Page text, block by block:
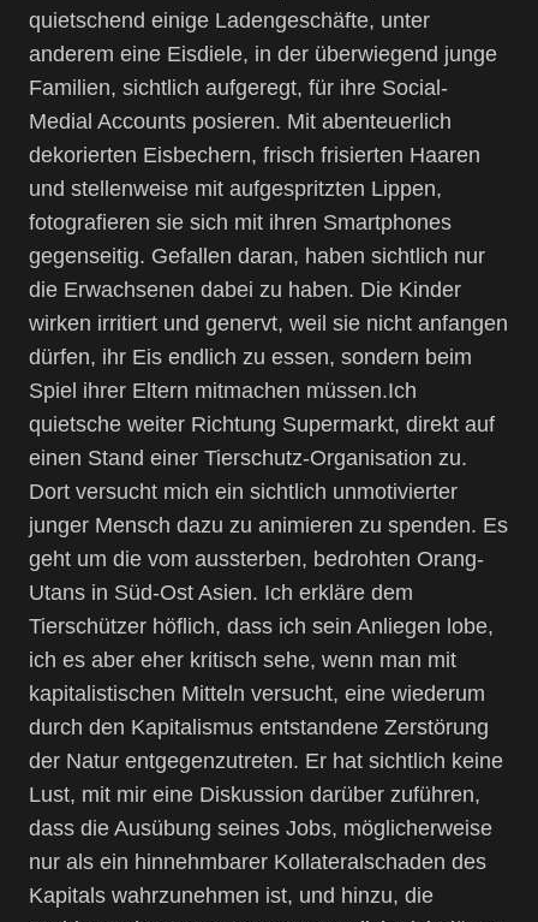
quietschend einige Ladengeschäfte, unter
anderem eine Eisdiele, in der überwiegend junge
Familien, sichtlich aufgeregt, für ihre Social-
Medial Accounts posieren. Mit abenteuerlich
dekorierten Eisbechern, frisch frisierten Haaren
und stellenweise mit aufgespritzten Lippen,
fotografieren sie sich mit ihren Smartphones
gegenseitig. Gefallen daran, haben sichtlich nur
die Erwachsenen dabei zu haben. Die Kinder
wirken irritiert und genervt, weil sie nicht anfangen
dürfen, ihr Eis endlich zu essen, sondern beim
Spiel ihrer Eltern mitmachen müssen.Ich
quietsche weiter Richtung Supermarkt, direkt auf
einen Stand einer Tierschutz-Organisation zu.
Dort versucht mich ein sichtlich unmotivierter
junger Mensch dazu zu animieren zu spenden. Es
geht um die vom aussterben, bedrohten Orang-
Utans in Süd-Ost Asien. Ich erkläre dem
Tierschützer höflich, dass ich sein Anliegen lobe,
ich es aber eher kritisch sehe, wenn man mit
kapitalistischen Mitteln versucht, eine wiederum
durch den Kapitalismus entstandene Zerstörung
der Natur entgegenzutreten. Er hat sichtlich keine
Lust, mit mir eine Diskussion darüber zuführen,
dass die Ausübung seines Jobs, möglicherweise
nur als ein hinnehmbarer Kollateralschaden des
Kapitals wahrzunehmen ist, und hinzu, die